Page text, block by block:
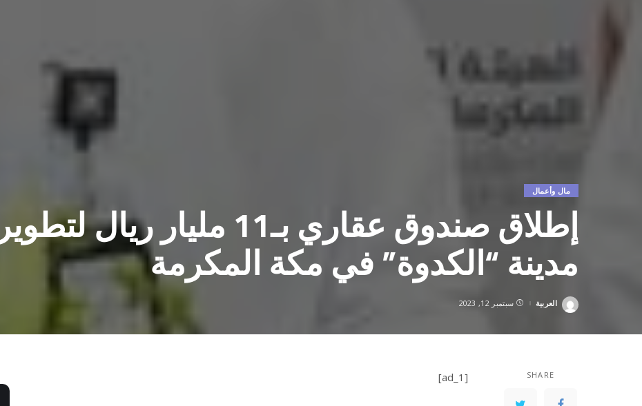
مال وأعمال
إطلاق صندوق عقاري بـ11 مليار ريال لتطوير
مدينة “الكدوة” في مكة المكرمة
Posted
العربية سبتمبر 12, 2023
SHARE
[ad_1]